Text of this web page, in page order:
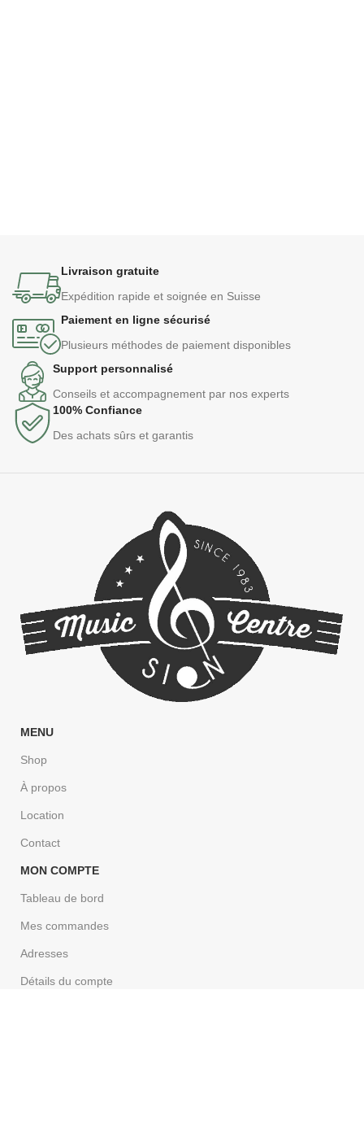
Livraison gratuite
Expédition rapide et soignée en Suisse
Paiement en ligne sécurisé
Plusieurs méthodes de paiement disponibles
Support personnalisé
Conseils et accompagnement par nos experts
100% Confiance
Des achats sûrs et garantis
MENU
Shop
À propos
Location
Contact
MON COMPTE
Tableau de bord
Mes commandes
Adresses
Détails du compte